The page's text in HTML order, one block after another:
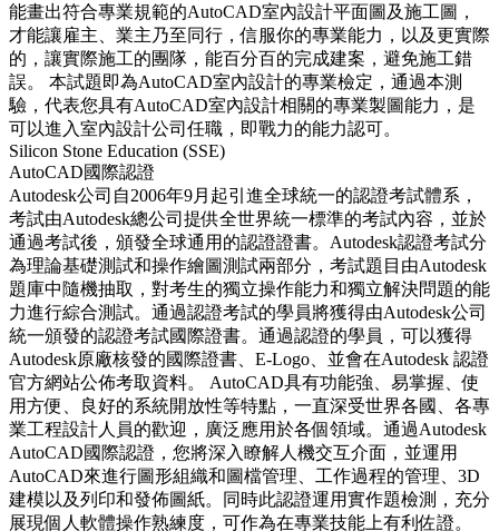
能畫出符合專業規範的AutoCAD室內設計平面圖及施工圖，
才能讓雇主、業主乃至同行，信服你的專業能力，以及更實際
的，讓實際施工的團隊，能百分百的完成建案，避免施工錯
誤。 本試題即為AutoCAD室內設計的專業檢定，通過本測
驗，代表您具有AutoCAD室內設計相關的專業製圖能力，是
可以進入室內設計公司任職，即戰力的能力認可。
Silicon Stone Education (SSE)
AutoCAD國際認證
Autodesk公司自2006年9月起引進全球統一的認證考試體系，
考試由Autodesk總公司提供全世界統一標準的考試內容，並於
通過考試後，頒發全球通用的認證證書。Autodesk認證考試分
為理論基礎測試和操作繪圖測試兩部分，考試題目由Autodesk
題庫中隨機抽取，對考生的獨立操作能力和獨立解決問題的能
力進行綜合測試。通過認證考試的學員將獲得由Autodesk公司
統一頒發的認證考試國際證書。通過認證的學員，可以獲得
Autodesk原廠核發的國際證書、E-Logo、並會在Autodesk 認證
官方網站公佈考取資料。 AutoCAD具有功能強、易掌握、使
用方便、良好的系統開放性等特點，一直深受世界各國、各專
業工程設計人員的歡迎，廣泛應用於各個領域。通過Autodesk
AutoCAD國際認證，您將深入瞭解人機交互介面，並運用
AutoCAD來進行圖形組織和圖檔管理、工作過程的管理、3D
建模以及列印和發佈圖紙。同時此認證運用實作題檢測，充分
展現個人軟體操作熟練度，可作為在專業技能上有利佐證。